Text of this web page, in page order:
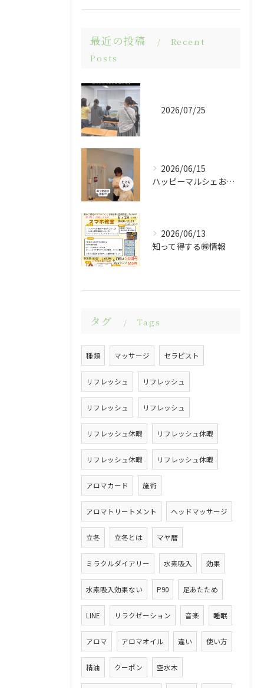
最近の投稿
Recent
Posts
2026/07/25
2026/06/15
ハッピーマルシェお越しくださりありがとうございました😊
2026/06/13
知って得する🉐情報
タグ Tags
種類 マッサージ セラピスト
リフレッシュ リフレッシュ
リフレッシュ リフレッシュ
リフレッシュ休暇 リフレッシュ休暇
リフレッシュ休暇 リフレッシュ休暇
アロマカード 施術
アロマトリートメント ヘッドマッサージ
立冬 立冬とは マヤ暦
ミラクルダイアリー 水素吸入 効果
水素吸入効果ない P90 足あたため
LINE リラクゼーション 音楽 睡眠
アロマ アロマオイル 違い 使い方
精油 クーポン 空水木